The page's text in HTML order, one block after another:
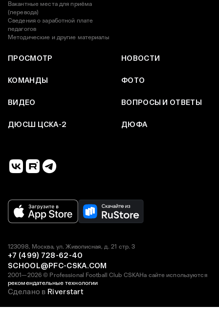
Вакантные места для приёма
(перевода)
Сведения о заработной плате
педагогов
Методические и другие материалы
ПРОСМОТР НОВОСТИ
КОМАНДЫ ФОТО
ВИДЕО ВОПРОСЫ И ОТВЕТЫ
ДЮСШ ЦСКА-2 ДЮФА
2001—2026 © Professional Football Club CSKAНа сайте используются
рекомендательные технологии
123098, Москва, ул. Живописная, д. 21 стр. 3
+7 (499) 728-62-40
SCHOOL@PFC-CSKA.COM
Сделано в Riverstart